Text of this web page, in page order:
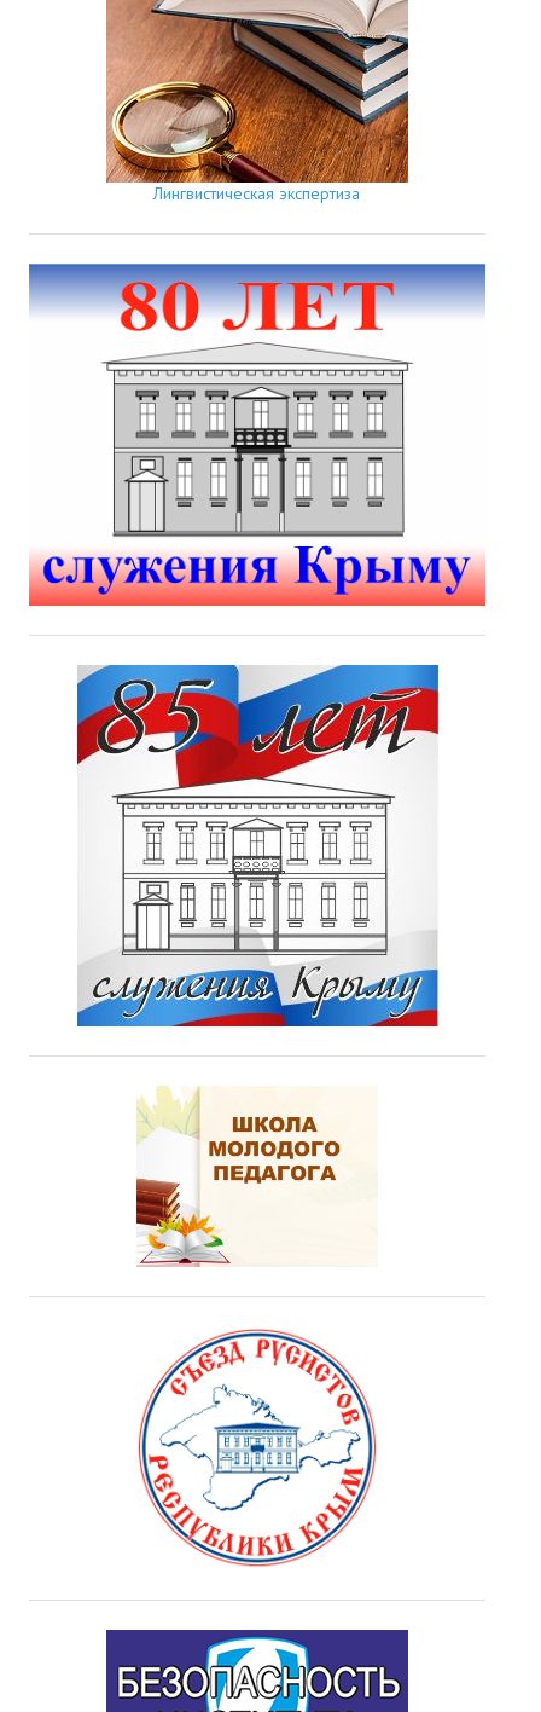
Лингвистическая экспертиза